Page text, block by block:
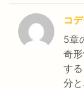
コ
5章
奇
す
分と